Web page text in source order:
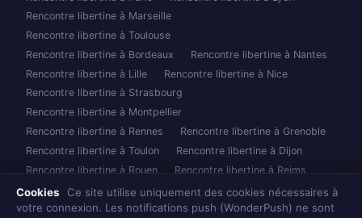
Rencontre libertine à Marseille
Rencontre libertine à Toulouse
Rencontre libertine à Bordeaux
Rencontre libertine à Nantes
Rencontre libertine à Lille
Rencontre libertine à Nice
Rencontre libertine à Strasbourg
Rencontre libertine à Montpellier
Rencontre libertine à Rennes
Rencontre libertine à Grenoble
Rencontre libertine à Toulon
Rencontre libertine à Dijon
Rencontre libertine à Rouen
Rencontre libertine à Reims
Rencontre libertine à Caen
Rencontre libertine à Nancy
Rencontre libertine à Metz
Rencontre libertine à Brest
Cookies
Ce site utilise uniquement des cookies nécessaires à
votre connexion. Les notifications push (WonderPush) ne sont